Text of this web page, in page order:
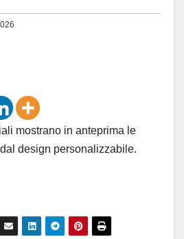
mostrano in anteprima le
design personalizzabile.